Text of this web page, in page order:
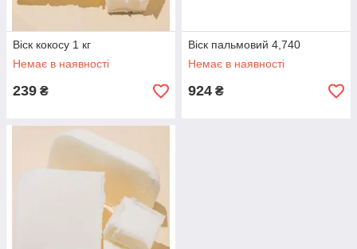
Віск кокосу 1 кг
Немає в наявності
239 ₴
Віск пальмовий 4,740
Немає в наявності
924 ₴